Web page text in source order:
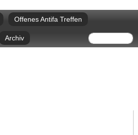
zum
Offenes Antifa Treffen
Archiv Suche